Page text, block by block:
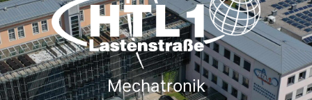
Mechatronik